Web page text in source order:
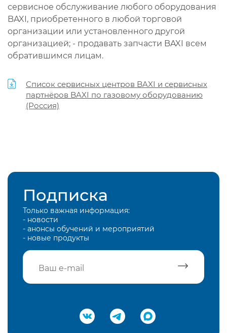
сервисное обслуживание любого оборудования
BAXI, приобретенного в любой торговой
организации или установленного другой
организацией; - продавать запчасти BAXI всем
обратившимся лицам.
Список сервисных центров BAXI и сервисных
партнёров BAXI по газовому оборудованию
(Россия)
Подписка
Только важная информация:
- новости
- анонсы обучений и мероприятий
- новые продукты